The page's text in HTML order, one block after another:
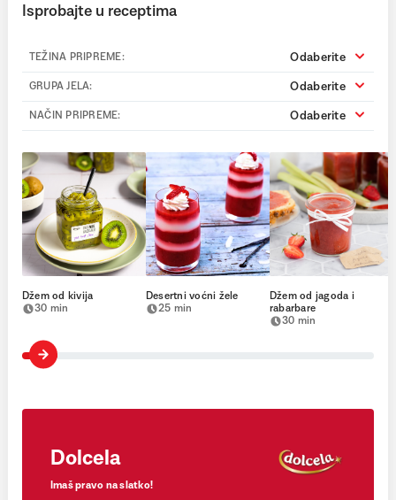
Isprobajte u receptima
TEŽINA PRIPREME: Odaberite
GRUPA JELA: Odaberite
NAČIN PRIPREME: Odaberite
Džem od kivija
30 min
Desertni voćni žele
25 min
Džem od jagoda i
rabarbare
30 min
Dolcela
Imaš pravo na slatko!